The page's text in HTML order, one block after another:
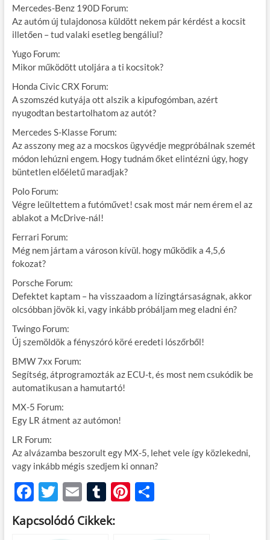
Mercedes-Benz 190D Forum:
Az autóm új tulajdonosa küldött nekem pár kérdést a kocsit
illetően – tud valaki esetleg bengáliul?
Yugo Forum:
Mikor működött utoljára a ti kocsitok?
Honda Civic CRX Forum:
A szomszéd kutyája ott alszik a kipufogómban, azért
nyugodtan bestartolhatom az autót?
Mercedes S-Klasse Forum:
Az asszony meg az a mocskos ügyvédje megpróbálnak szemét
módon lehúzni engem. Hogy tudnám őket elintézni úgy, hogy
büntetlen előéletű maradjak?
Polo Forum:
Végre leültettem a futóművet! csak most már nem érem el az
ablakot a McDrive-nál!
Ferrari Forum:
Még nem jártam a városon kívül. hogy működik a 4,5,6
fokozat?
Porsche Forum:
Defektet kaptam – ha visszaadom a lízingtársaságnak, akkor
olcsóbban jövök ki, vagy inkább próbáljam meg eladni én?
Twingo Forum:
Új szemöldök a fényszóró köré eredeti lószőrből!
BMW 7xx Forum:
Segítség, átprogramozták az ECU-t, és most nem csukódik be
automatikusan a hamutartó!
MX-5 Forum:
Egy LR átment az autómon!
LR Forum:
Az alvázamba beszorult egy MX-5, lehet vele így közlekedni,
vagy inkább mégis szedjem ki onnan?
F
ac
e
T
w
itt
E
m
ail
T
u
m
Pi O
Kapcsolódó Cikkek: